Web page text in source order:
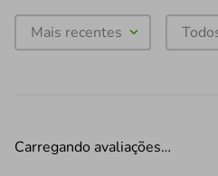
Mais recentes
Carregando avaliações…